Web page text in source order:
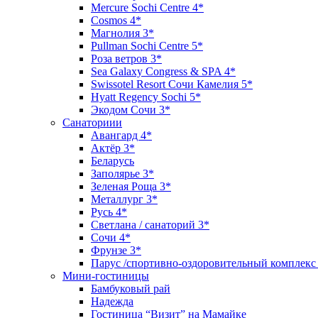
Mercure Sochi Centre 4*
Cosmos 4*
Магнолия 3*
Pullman Sochi Сеntre 5*
Роза ветров 3*
Sea Galaxy Congress & SPA 4*
Swissotel Resort Сочи Камелия 5*
Hyatt Regency Sochi 5*
Экодом Сочи 3*
Санаториии
Авангард 4*
Актёр 3*
Беларусь
Заполярье 3*
Зеленая Роща 3*
Металлург 3*
Русь 4*
Светлана / санаторий 3*
Сочи 4*
Фрунзе 3*
Парус /спортивно-оздоровительный
Мини-гостиницы
Бамбуковый рай
Надежда
Гостиница “Визит” на Мамайке